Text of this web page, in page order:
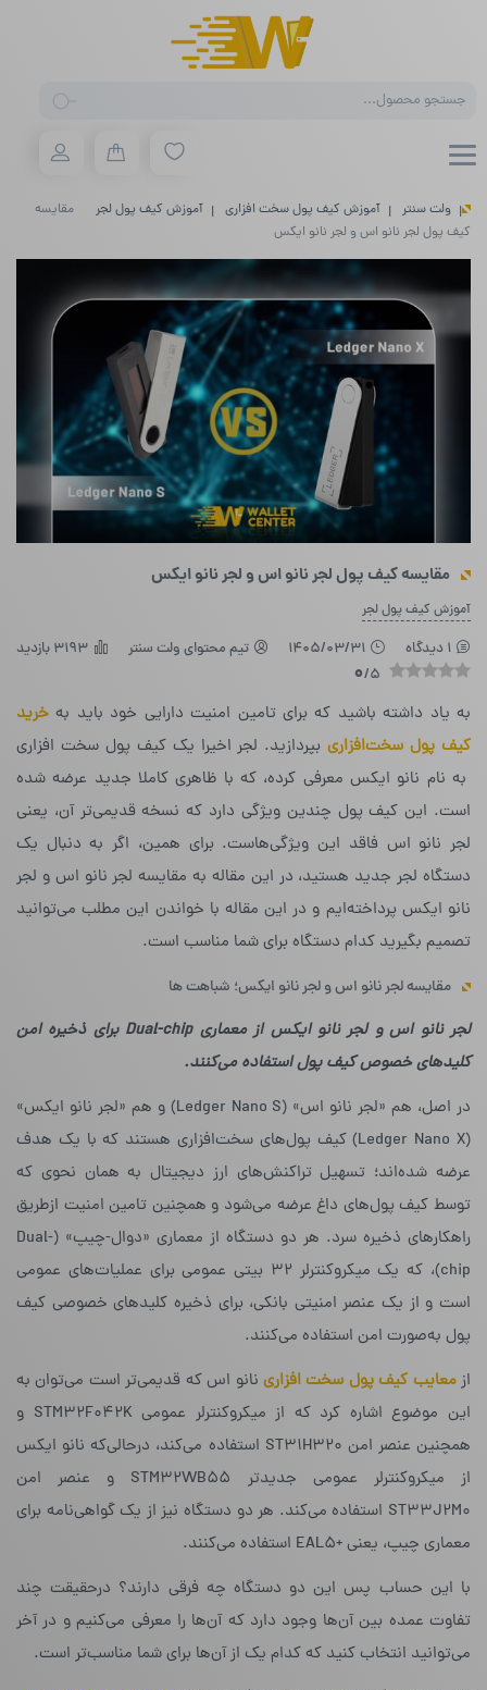
search
ولت سنتر آموزش کیف پول سخت افزاری آموزش کیف پول لجر
مقایسه
کیف پول لجر نانو اس و لجر نانو ایکس
مقایسه کیف پول لجر نانو اس و لجر نانو ایکس
آموزش کیف پول لجر
1 دیدگاه 1405/03/31 تیم محتوای ولت سنتر 3193 بازدید
0/5
به یاد داشته باشید که برای تامین امنیت دارایی خود باید به خرید
کیف پول سخت‌افزاریبپردازید. لجر اخیرا یک کیف پول سخت افزاری
به نام نانو ایکس معرفی کرده، که با ظاهری کاملا جدید عرضه شده
است. این کیف پول چندین ویژگی دارد که نسخه‌ قدیمی‌تر آن، یعنی
لجر نانو اس فاقد این ویژگی‌هاست. برای همین، اگر به دنبال یک
دستگاه لجر جدید هستید، در این مقاله به مقایسه لجر نانو اس و لجر
نانو ایکس پرداخته‌ایم و در این مقاله با خواندن این مطلب می‌توانید
تصمیم بگیرید کدام دستگاه برای شما مناسب است.
مقایسه لجر نانو اس و لجر نانو ایکس؛ شباهت ها
لجر نانو اس و لجر نانو ایکس از معماری Dual-chip برای ذخیره امن
کلیدهای خصوص کیف پول استفاده می‌کنند.
در اصل، هم «لجر نانو اس» (Ledger Nano S) و هم «لجر نانو ایکس»
(Ledger Nano X) کیف‌ پول‌های سخت‌افزاری هستند که با یک هدف
عرضه شده‌اند؛ تسهیل تراکنش‌های ارز دیجیتال به همان نحوی که
توسط کیف پول‌های داغ عرضه می‌شود و همچنین تامین امنیت ازطریق
راهکارهای ذخیره‌ سرد. هر دو دستگاه از معماری «دوال-چیپ» (Dual-
chip)، که یک میکروکنترلر ۳۲ بیتی عمومی برای عملیات‌های عمومی
است و از یک عنصر امنیتی بانکی، برای ذخیره‌ کلیدهای خصوصی کیف
پول به‌صورت امن استفاده می‌کنند.
ازمعایب کیف پول سخت افزاری نانو اس که قدیمی‌تر است می‌توان به
این موضوع اشاره کرد که از میکروکنترلر عمومی STM32F042K و
همچنین عنصر امن ST31H320 استفاده می‌کند، درحالی‌که نانو ایکس
از میکروکنترلر عمومی جدیدتر STM32WB55 و عنصر امن
ST33J2M0 استفاده می‌کند. هر دو دستگاه نیز از یک گواهی‌نامه برای
معماری چیپ، یعنی +EAL5 استفاده می‌کنند.
با این حساب پس این دو دستگاه چه فرقی دارند؟ درحقیقت چند
تفاوت عمده بین آن‌ها وجود دارد که آن‌ها را معرفی می‌کنیم و در آخر
می‌توانید انتخاب کنید که کدام یک از آن‌ها برای شما مناسب‌تر است.